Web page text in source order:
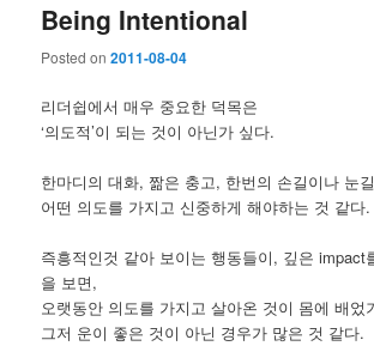
Being Intentional
Posted on2011-08-04
리더쉽에서 매우 중요한 덕목은
‘의도적’이 되는 것이 아닌가 싶다.
한마디의 대화, 짦은 충고, 한번의 손길이나 눈
어떤 의도를 가지고 신중하게 해야하는 것 같다.
즉흥적인것 같아 보이는 행동들이, 깊은 impact
을 보면,
오랫동안 의도를 가지고 살아온 것이 몸에 배었
그저 운이 좋은 것이 아닌 경우가 많은 것 같다.